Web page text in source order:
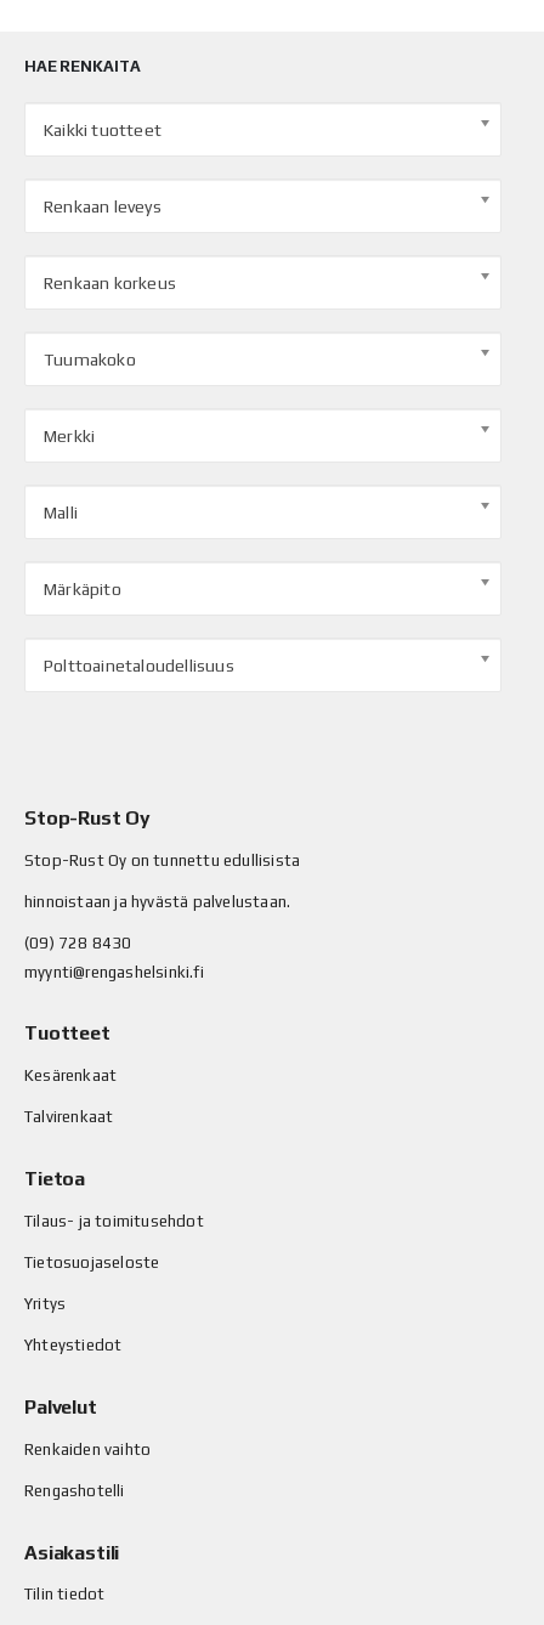
HAE RENKAITA
Kaikki tuotteet
Renkaan leveys
Renkaan korkeus
Tuumakoko
Merkki
Malli
Märkäpito
Polttoainetaloudellisuus
Stop-Rust Oy
Stop-Rust Oy on tunnettu edullisista
hinnoistaan ja hyvästä palvelustaan.
(09) 728 8430
myynti@rengashelsinki.fi
Tuotteet
Kesärenkaat
Talvirenkaat
Tietoa
Tilaus- ja toimitusehdot
Tietosuojaseloste
Yritys
Yhteystiedot
Palvelut
Renkaiden vaihto
Rengashotelli
Asiakastili
Tilin tiedot